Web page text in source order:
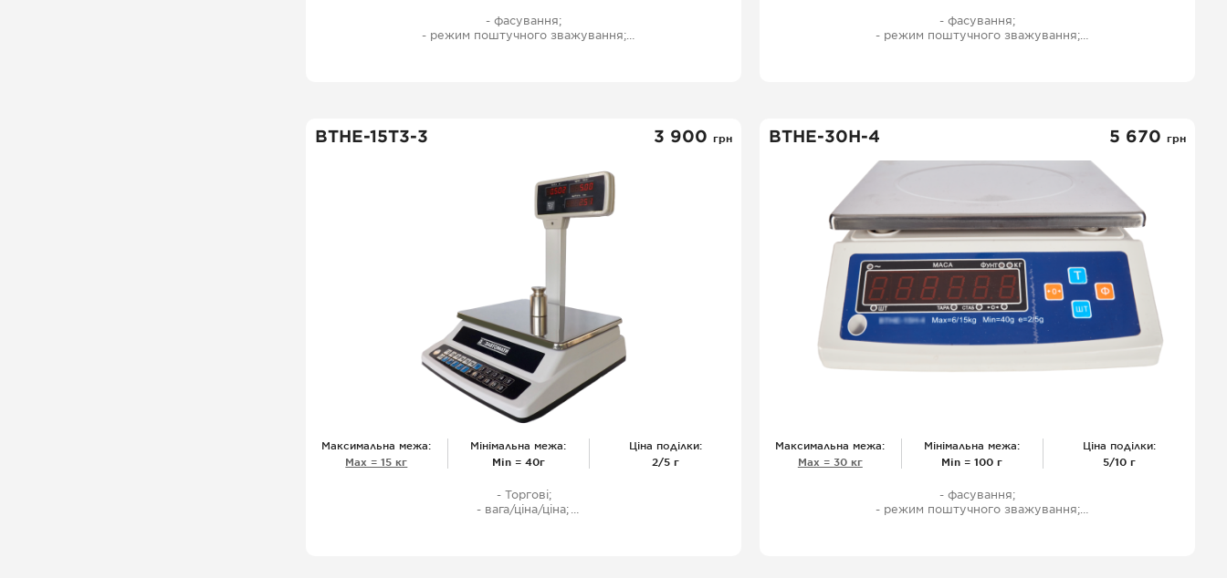
- фасування;
- режим поштучного зважування;
- фасування;
- режим поштучного зважування;
ВТНЕ-15Т3-3 3 900 грн
Максимальна межа:
Мах = 15 кг
Мінімальна межа:
Міn = 40г
Ціна поділки:
2/5 г
- Торгові;
- вага/ціна/ціна;
ВТНЕ-30Н-4 5 670 грн
Максимальна межа:
Мах = 30 кг
Мінімальна межа:
Міn = 100 г
Ціна поділки:
5/10 г
- фасування;
- режим поштучного зважування;